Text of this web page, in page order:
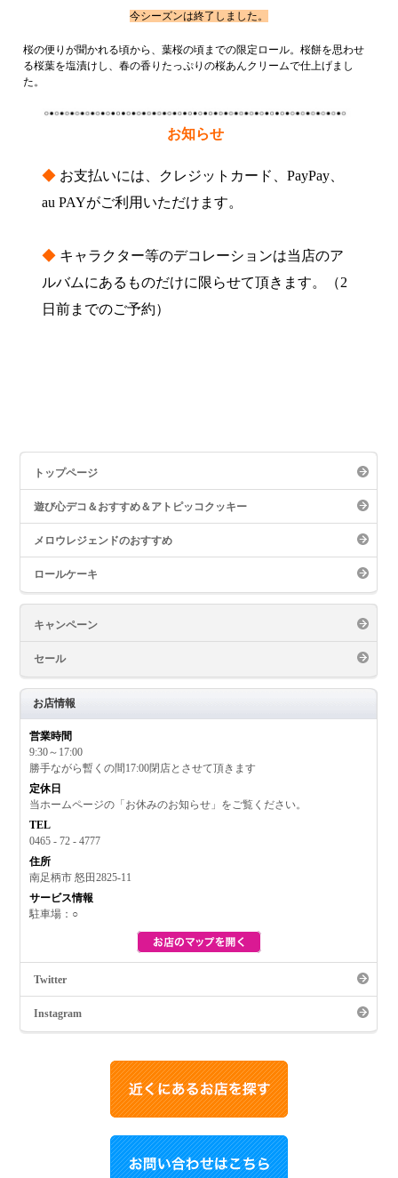
今シーズンは終了しました。
桜の便りが聞かれる頃から、葉桜の頃までの限定ロール。桜餅を思わせ
る桜葉を塩漬けし、春の香りたっぷりの桜あんクリームで仕上げまし
た。
お知らせ
◆ お支払いには、クレジットカード、PayPay、
au PAYがご利用いただけます。
◆ キャラクター等のデコレーションは当店のア
ルバムにあるものだけに限らせて頂きます。（2
日前までのご予約）
トップページ
遊び心デコ＆おすすめ＆アトピッコクッキー
メロウレジェンドのおすすめ
ロールケーキ
キャンペーン
セール
お店情報
営業時間
9:30～17:00
勝手ながら暫くの間17:00閉店とさせて頂きます
定休日
当ホームページの「お休みのお知らせ」をご覧ください。
TEL
0465 - 72 - 4777
住所
南足柄市 怒田2825-11
サービス情報
駐車場：○
Twitter
Instagram